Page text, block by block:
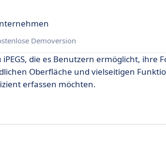
Demoversion
die es Benutzern ermöglicht, ihre
Oberfläche und vielseitigen
erfassen möchten.